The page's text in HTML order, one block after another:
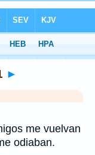
►
me vuelvan
odiaban.